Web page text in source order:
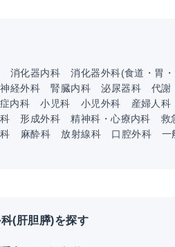
消化器内科 消化器外科(食道・胃
経外科 腎臓内科 泌尿器科 代謝
内科 小児科 小児外科 産婦人科
形成外科 精神科・心療内科 救
麻酔科 放射線科 口腔外科 一
(肝胆膵)を探す